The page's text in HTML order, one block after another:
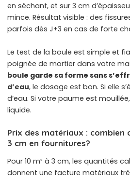
en séchant, et sur 3 cm
mince. Résultat visible : des
parfois dès J+3 en cas de forte
Le test de la boule est simple et
poignée de mortier dans votre
boule garde sa forme sans
d’eau, le dosage est bon. Si elle
d’eau. Si votre paume est
liquide.
Prix des matériaux : combien
3 cm en fournitures?
Pour 10 m² à 3 cm, les quantités
donnent une facture matériaux